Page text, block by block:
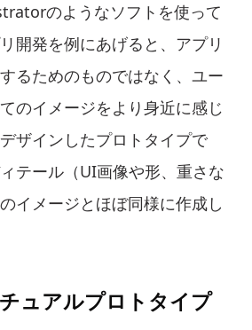
のようなソフトを使って
開発を例にあげると、アプリ
るためのものではなく、ユー
のイメージをより身近に感じ
ザインしたプロトタイプで
テール（UI画像や形、重さな
イメージとほぼ同様に作成し
ュアルプロトタイプ